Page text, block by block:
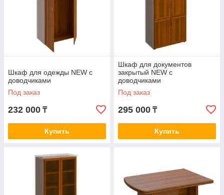
Шкаф для одежды NEW с
доводчиками
Под заказ
232 000 ₸
Купить
Шкаф для документов
закрытый NEW с
доводчиками
Под заказ
295 000 ₸
Купить